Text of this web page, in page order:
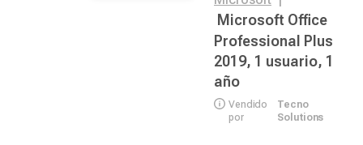
Microsoft Office
Professional Plus
2019, 1 usuario, 1
año
Vendido
por
Tecno
Solutions